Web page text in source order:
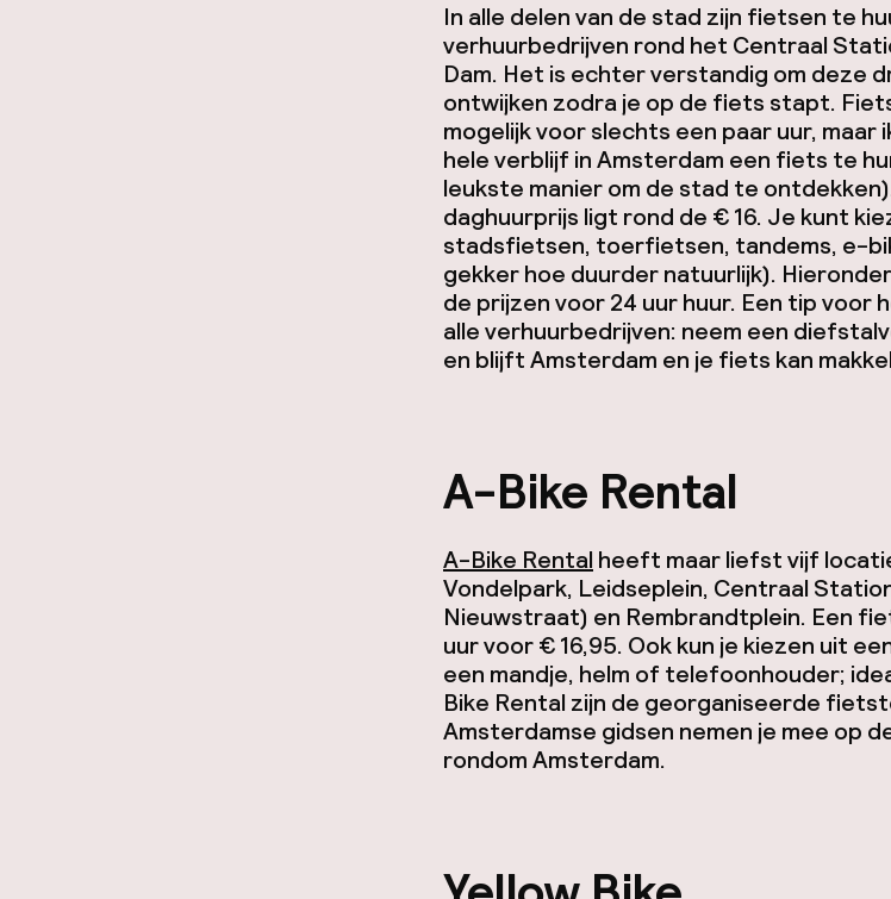
In alle delen van de stad zijn fietsen te
verhuurbedrijven rond het Centraal
Dam. Het is echter verstandig om deze
ontwijken zodra je op de fiets stapt.
mogelijk voor slechts een paar uur, maar
hele verblijf in Amsterdam een fiets te
leukste manier om de stad te
daghuurprijs ligt rond de € 16. Je kunt
stadsfietsen, toerfietsen, tandems, e-
gekker hoe duurder natuurlijk).
de prijzen voor 24 uur huur. Een tip voor
alle verhuurbedrijven: neem een
en blijft Amsterdam en je fiets kan
A-Bike Rental
A-Bike Rental heeft maar liefst vijf
Vondelpark, Leidseplein, Centraal
Nieuwstraat) en Rembrandtplein. Een
uur voor € 16,95. Ook kun je kiezen uit
een mandje, helm of telefoonhouder;
Bike Rental zijn de georganiseerde
Amsterdamse gidsen nemen je mee op
rondom Amsterdam.